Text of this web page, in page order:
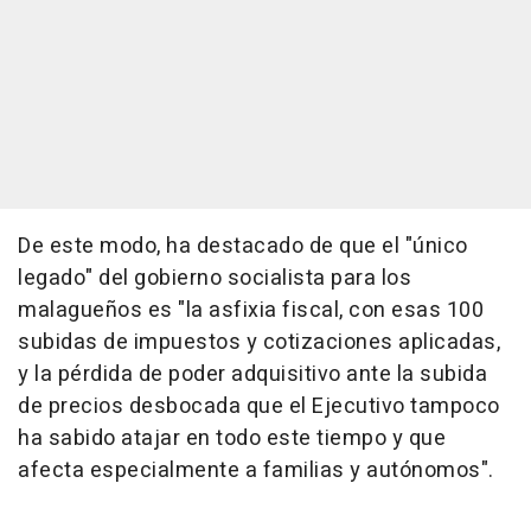
De este modo, ha destacado de que el "único
legado" del gobierno socialista para los
malagueños es "la asfixia fiscal, con esas 100
subidas de impuestos y cotizaciones aplicadas,
y la pérdida de poder adquisitivo ante la subida
de precios desbocada que el Ejecutivo tampoco
ha sabido atajar en todo este tiempo y que
afecta especialmente a familias y autónomos".